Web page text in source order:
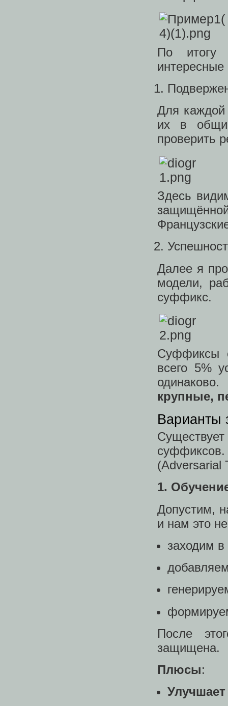
По итогу
Для каждой
их в
проверить
Здесь
Далее я
модели,
суффикс.
Суффиксы
всего 5%
крупные,
Варианты
(Adversarial
1.
Допустим,
и нам это
заходим
После
защищена.
Плюсы: